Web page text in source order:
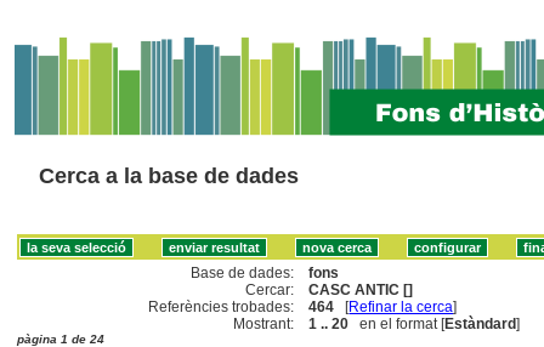
Cerca a la base de dades
Base de dades:
fons
Cercar:
CASC ANTIC []
Referències trobades:
464 [Refinar la cerca]
Mostrant:
1 .. 20 en el format [Estàndard]
pàgina 1 de 24